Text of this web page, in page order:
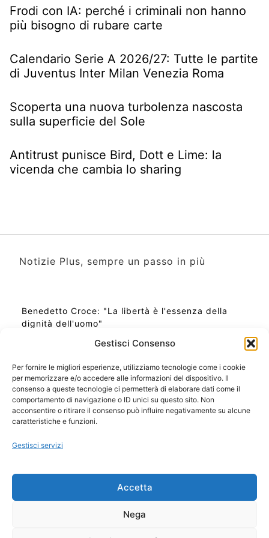
Gestisci Consenso
Per fornire le migliori esperienze, utilizziamo tecnologie come i cookie
per memorizzare e/o accedere alle informazioni del dispositivo. Il
consenso a queste tecnologie ci permetterà di elaborare dati come il
comportamento di navigazione o ID unici su questo sito. Non
acconsentire o ritirare il consenso può influire negativamente su alcune
caratteristiche e funzioni.
Gestisci servizi
Accetta
Nega
Frodi con IA: perché i criminali non hanno
più bisogno di rubare carte
Calendario Serie A 2026/27: Tutte le partite
di Juventus Inter Milan Venezia Roma
Scoperta una nuova turbolenza nascosta
sulla superficie del Sole
Antitrust punisce Bird, Dott e Lime: la
vicenda che cambia lo sharing
Notizie Plus, sempre un passo in più
Benedetto Croce: "La libertà è l'essenza della
dignità dell'uomo"
Ora Esatta in Italia in questo momento
Ti Senti Strano Ultimamente? Potrebbe Essere per
la Risonanza di Schumann
Come Sapere Se Stai Ascendendo alla Quinta
Copyright 2026 NotiziePlus.com
📰 Contenuto Umano Verificato
Privacy Coockie
Pubblicità